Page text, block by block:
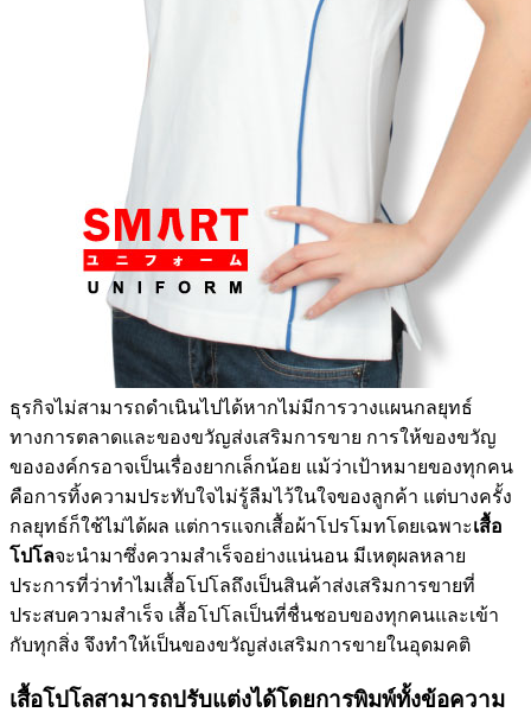
ธุรกิจไม่สามารถดำเนินไปได้หากไม่มีการวางแผนกลยุทธ์
ทางการตลาดและของขวัญส่งเสริมการขาย การให้ของขวัญ
ขององค์กรอาจเป็นเรื่องยากเล็กน้อย แม้ว่าเป้าหมายของทุกคน
คือการทิ้งความประทับใจไม่รู้ลืมไว้ในใจของลูกค้า แต่บางครั้ง
กลยุทธ์ก็ใช้ไม่ได้ผล แต่การแจกเสื้อผ้าโปรโมทโดยเฉพาะเสื้อ
โปโลจะนำมาซึ่งความสำเร็จอย่างแน่นอน มีเหตุผลหลาย
ประการที่ว่าทำไมเสื้อโปโลถึงเป็นสินค้าส่งเสริมการขายที่
ประสบความสำเร็จ เสื้อโปโลเป็นที่ชื่นชอบของทุกคนและเข้า
กับทุกสิ่ง จึงทำให้เป็นของขวัญส่งเสริมการขายในอุดมคติ
เสื้อโปโลสามารถปรับแต่งได้โดยการพิมพ์ทั้งข้อความ